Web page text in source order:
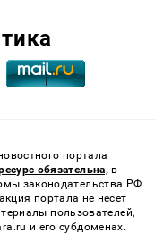
портала
обязательна, в
законодательства РФ
портала не несет
пользователей,
и его субдоменах.